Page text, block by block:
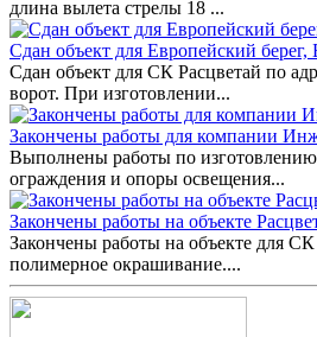
длина вылета стрелы 18 ...
Сдан объект для Европейский
Сдан объект для СК Расцветай по
ворот. При изготовлении...
Закончены работы для компании
Выполнены работы по
ограждения и опоры освещения...
Закончены работы на объекте
Закончены работы на объекте для
полимерное окрашивание....